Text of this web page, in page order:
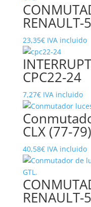
RENAULT-
23,35€ IVA incluido
CPC22-24
7,27€ IVA incluido
CLX (77-
40,58€ IVA incluido
RENAULT-